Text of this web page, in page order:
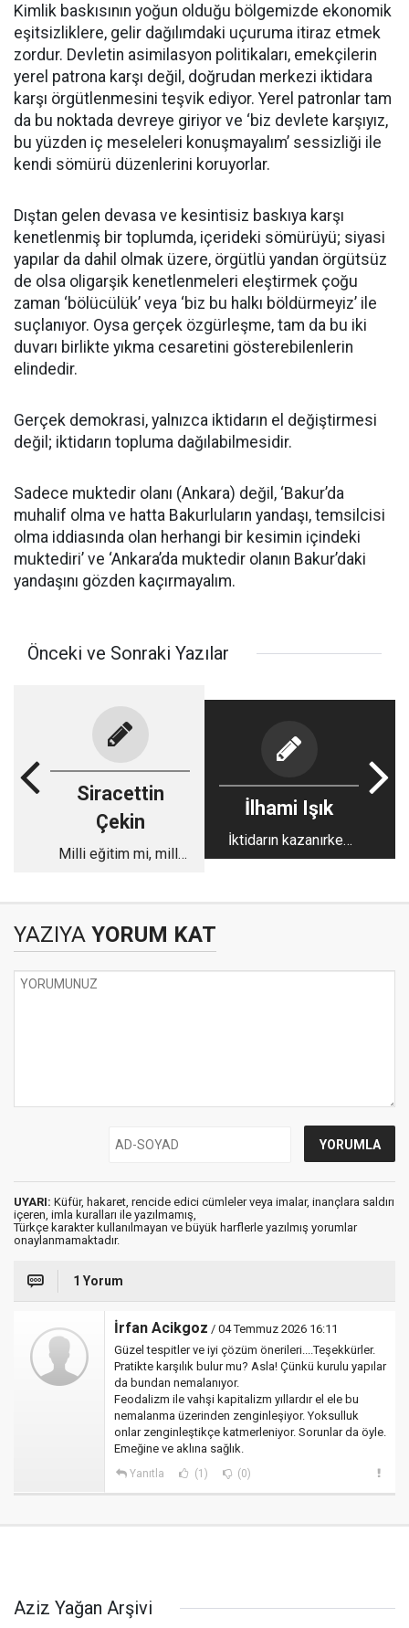
Kimlik baskısının yoğun olduğu bölgemizde ekonomik
eşitsizliklere, gelir dağılımdaki uçuruma itiraz etmek
zordur. Devletin asimilasyon politikaları, emekçilerin
yerel patrona karşı değil, doğrudan merkezi iktidara
karşı örgütlenmesini teşvik ediyor. Yerel patronlar tam
da bu noktada devreye giriyor ve ‘biz devlete karşıyız,
bu yüzden iç meseleleri konuşmayalım’ sessizliği ile
kendi sömürü düzenlerini koruyorlar.
Dıştan gelen devasa ve kesintisiz baskıya karşı
kenetlenmiş bir toplumda, içerideki sömürüyü; siyasi
yapılar da dahil olmak üzere, örgütlü yandan örgütsüz
de olsa oligarşik kenetlenmeleri eleştirmek çoğu
zaman ‘bölücülük’ veya ‘biz bu halkı böldürmeyiz’ ile
suçlanıyor. Oysa gerçek özgürleşme, tam da bu iki
duvarı birlikte yıkma cesaretini gösterebilenlerin
elindedir.
Gerçek demokrasi, yalnızca iktidarın el değiştirmesi
değil; iktidarın topluma dağılabilmesidir.
Sadece muktedir olanı (Ankara) değil, ‘Bakur’da
muhalif olma ve hatta Bakurluların yandaşı, temsilcisi
olma iddiasında olan herhangi bir kesimin içindeki
muktediri’ ve ‘Ankara’da muktedir olanın Bakur’daki
yandaşını gözden kaçırmayalım.
Önceki ve Sonraki Yazılar
Siracettin
Çekin
Milli eğitim mi, milli
İlhami Işık
İktidarın kazanırken
kaybeden matematik
YAZIYA YORUM KAT
UYARI: Küfür, hakaret, rencide edici cümleler veya imalar, inançlara saldırı
içeren, imla kuralları ile yazılmamış,
Türkçe karakter kullanılmayan ve büyük harflerle yazılmış yorumlar
onaylanmamaktadır.
1 Yorum
İrfan Acikgoz / 04 Temmuz 2026 16:11
Güzel tespitler ve iyi çözüm önerileri....Teşekkürler.
Pratikte karşılık bulur mu? Asla! Çünkü kurulu yapılar
da bundan nemalanıyor.
Feodalizm ile vahşi kapitalizm yıllardır el ele bu
nemalanma üzerinden zenginleşiyor. Yoksulluk
onlar zenginleştikçe katmerleniyor. Sorunlar da öyle.
Emeğine ve aklına sağlık.
Yanıtla (1) (0)
Aziz Yağan Arşivi